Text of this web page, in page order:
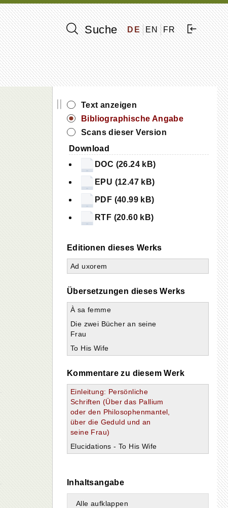
Suche DE EN FR
||
Text anzeigen
Bibliographische Angabe
Scans dieser Version
Download
DOC (26.24 kB)
EPU (12.47 kB)
PDF (40.99 kB)
RTF (20.60 kB)
Editionen dieses Werks
Ad uxorem
Übersetzungen dieses Werks
À sa femme
Die zwei Bücher an seine
Frau
To His Wife
Kommentare zu diesem Werk
Einleitung: Persönliche
Schriften (Über das Pallium
oder den Philosophenmantel,
über die Geduld und an
seine Frau)
Elucidations - To His Wife
Inhaltsangabe
Alle aufklappen